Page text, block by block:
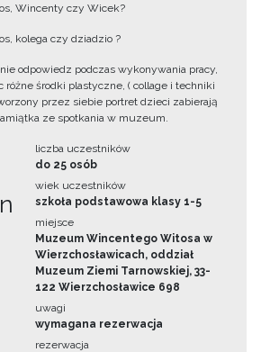
Wincenty czy Wicek?
kolega czy dziadzio ?
odpowiedz podczas wykonywania pracy,
środki plastyczne, ( collage i techniki
przez siebie portret dzieci zabierają
ze spotkania w muzeum.
liczba uczestników
do 25 osób
wiek uczestników
szkoła podstawowa klasy 1-5
miejsce
Muzeum Wincentego Witosa w
Wierzchosławicach, oddział
Muzeum Ziemi Tarnowskiej, 33-
122 Wierzchosławice 698
uwagi
wymagana rezerwacja
rezerwacja